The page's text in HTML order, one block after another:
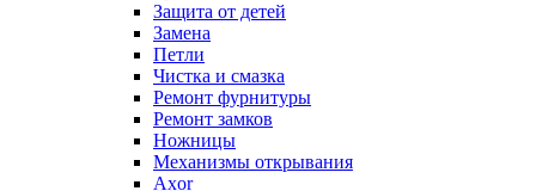
Защита от детей
Замена
Петли
Чистка и смазка
Ремонт фурнитуры
Ремонт замков
Ножницы
Механизмы открывания
Axor